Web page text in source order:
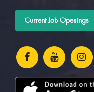
Current Job Openings